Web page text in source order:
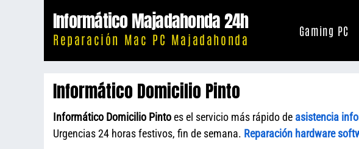
Informático Majadahonda 24h
Reparación Mac PC Majadahonda
Gaming PC
Informático Domicilio Pinto
Informático Domicilio Pintoes el servicio más rápido de asistencia
Urgencias 24 horas festivos, fin de semana. Reparación hardware